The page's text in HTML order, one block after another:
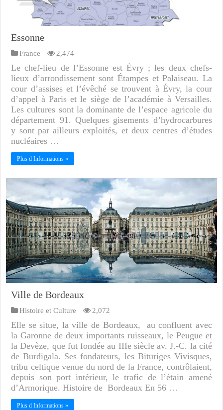
Essonne
France 2,474
Le chef-lieu de l’Essonne est Évry ; les deux chefs-
lieux d’arrondissement sont Étampes et Palaiseau. La
cour d’assises et l’évêché se trouvent à Évry, la cour
d’appel à Paris et le siège de l’académie à Versailles.
Les cultures sont la dominante de l’espace agricole du
département 91. Quelques gisements d’hydrocarbures
y sont par ailleurs exploités, et deux centres d’études
nucléaires …
Plus d Informations »
Ville de Bordeaux
Histoire et Culture 2,072
Elle se situe, la ville de Bordeaux, au confluent avec
la Garonne de deux importants ruisseaux, le Peugue et
la Devèze, que fut fondée au IIIe siècle av. J.-C. la cité
de Burdigala. Ses fondateurs, les Bituriges Vivisques,
tribu celtique venue du nord de la France, contrôlaient,
depuis son port intérieur, le trafic de l’étain amené
d’Armorique. Histoire de Bordeaux En 56 …
Plus d Informations »